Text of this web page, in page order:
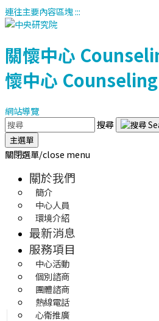
連往主要內容區塊:::
關懷中心
懷中心
網站導覽
搜尋
主選單
關閉選單/close menu
關於我們
簡介
中心人員
環境介紹
最新消息
服務項目
中心活動
個別諮商
團體諮商
熱線電話
心衛推廣